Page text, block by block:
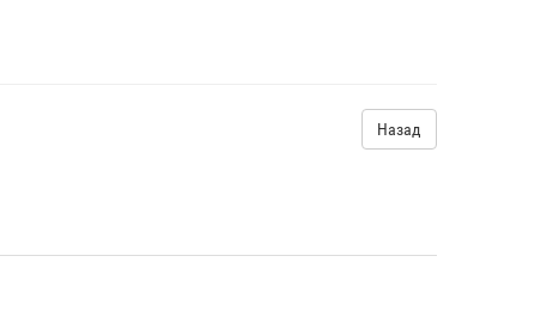
Назад